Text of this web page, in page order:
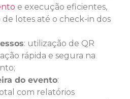
e execução eficientes,
de lotes até o check-in dos
: utilização de QR
rápida e segura na
do evento:
com relatórios